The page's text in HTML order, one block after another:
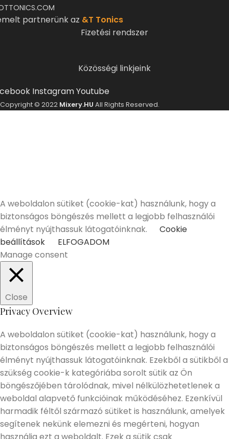
partnerünk az &T Tonics
Fizetési rendszer
Közösségi linkjeink
InstagramYoutube
Copyright © 2022 Mixery.HU All Rights Reserved.
A weboldalon sütiket (cookie-kat) használunk, hogy a
biztonságos böngészés mellett a legjobb felhasználói
élményt nyújthassuk látogatóinknak.
Cookie
beállítások
ELFOGADOM
Manage consent
Close
Privacy Overview
A weboldalon sütiket (cookie-kat) használunk, hogy a
biztonságos böngészés mellett a legjobb felhasználói
élményt nyújthassuk látogatóinknak. Ezekből a sütikből a
szükség cookie-k kategóriába sorolt sütik az Ön
böngészőjében tárolódnak, mivel nélkülözhetetlenek a
weboldal alapvető funkcióinak működéséhez. Ezenkívül
harmadik féltől származó sütiket is használunk, amelyek
segítenek nekünk elemezni és megérteni, hogyan
használja ezt a weboldalt. Ezek a sütik csak